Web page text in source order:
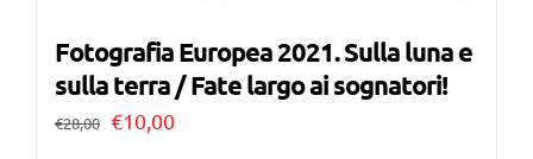
Fotografia Europea 2021. Sulla luna e
sulla terra / Fate largo ai sognatori!
€28,00 Il
€10,00Il